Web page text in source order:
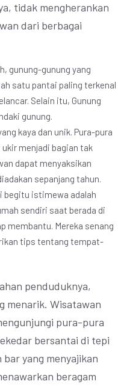
tidak mengherankan
dari berbagai
gunung-gunung yang
satu pantai paling terkenal
Selain itu, Gunung
gunung.
kaya dan unik. Pura-pura
menjadi bagian tak
dapat menyaksikan
sepanjang tahun.
begitu istimewa adalah
sendiri saat berada di
membantu. Mereka senang
tips tentang tempat-
penduduknya,
menarik. Wisatawan
pura-pura
bersantai di tepi
yang menyajikan
beragam